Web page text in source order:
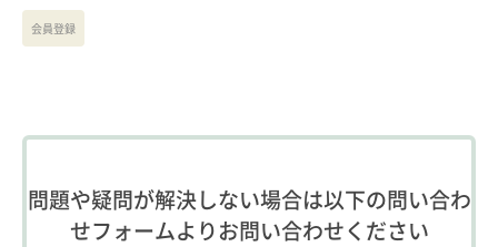
会員登録
問題や疑問が解決しない場合は以下の問い合わ
せフォームよりお問い合わせください